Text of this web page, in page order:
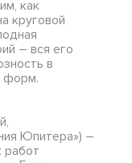
как
круговой
– вся его
в
форм.
Юпитера») –
работ